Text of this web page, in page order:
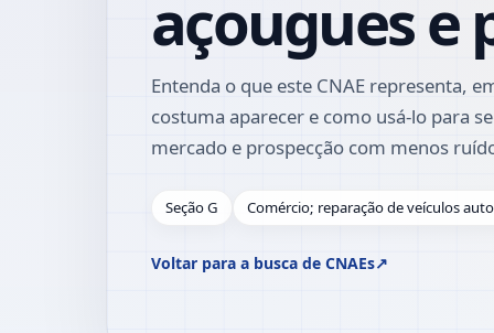
açougues e
Entenda o que este CNAE representa,
costuma aparecer e como usá-lo para
mercado e prospecção com menos
Seção G Comércio; reparação de veículos
Voltar para a busca de CNAEs↗